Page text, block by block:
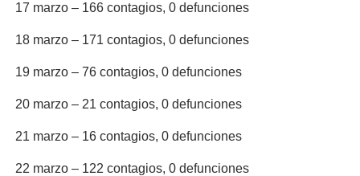
17 marzo – 166 contagios, 0 defunciones
18 marzo – 171 contagios, 0 defunciones
19 marzo – 76 contagios, 0 defunciones
20 marzo – 21 contagios, 0 defunciones
21 marzo – 16 contagios, 0 defunciones
22 marzo – 122 contagios, 0 defunciones